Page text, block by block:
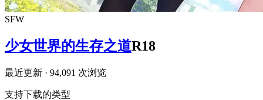
SFW
少女世界的生存之道R18
最近更新 · 94,091 次浏览
支持下载的类型